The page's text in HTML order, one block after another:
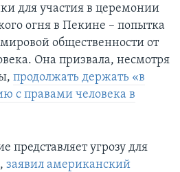
для участия в церемонии
огня в Пекине – попытка
общественности от
Она призвала, несмотря
продолжать держать «в
с правами человека в
представляет угрозу для
заявил американский